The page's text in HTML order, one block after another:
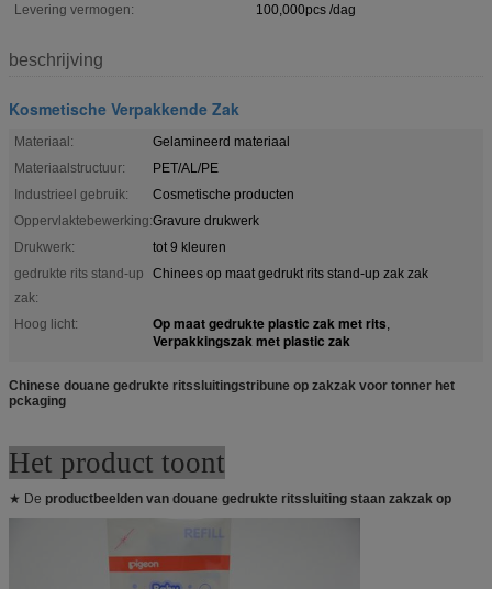
Levering vermogen:
100,000pcs /dag
beschrijving
Kosmetische Verpakkende Zak
Materiaal:
Gelamineerd materiaal
Materiaalstructuur:
PET/AL/PE
Industrieel gebruik:
Cosmetische producten
Oppervlaktebewerking:Gravure drukwerk
Drukwerk:
tot 9 kleuren
gedrukte rits stand-up
zak:
Chinees op maat gedrukt rits stand-up zak zak
Hoog licht: Op maat gedrukte plastic zak met rits,
Verpakkingszak met plastic zak
Chinese douane gedrukte ritssluitingstribune op zakzak voor tonner het
pckaging
Het product toont
★ De productbeelden van douane gedrukte ritssluiting staan zakzak op